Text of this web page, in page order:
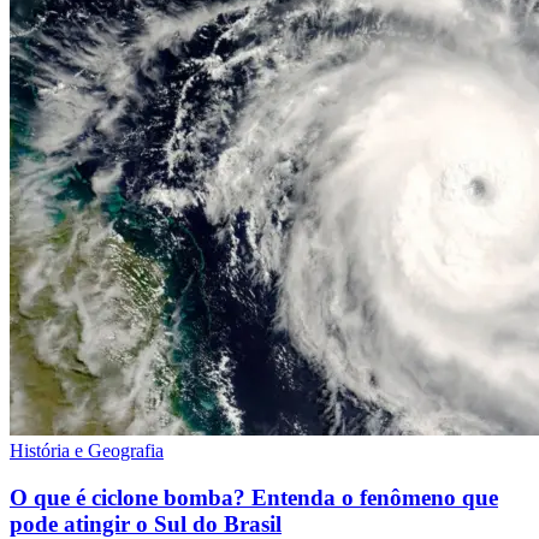
História e Geografia
O que é ciclone bomba? Entenda o fenômeno que
pode atingir o Sul do Brasil